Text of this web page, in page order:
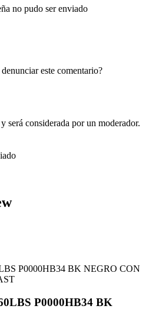
no pudo ser enviado
este comentario?
será considerada por un moderador.
P0000HB34 BK